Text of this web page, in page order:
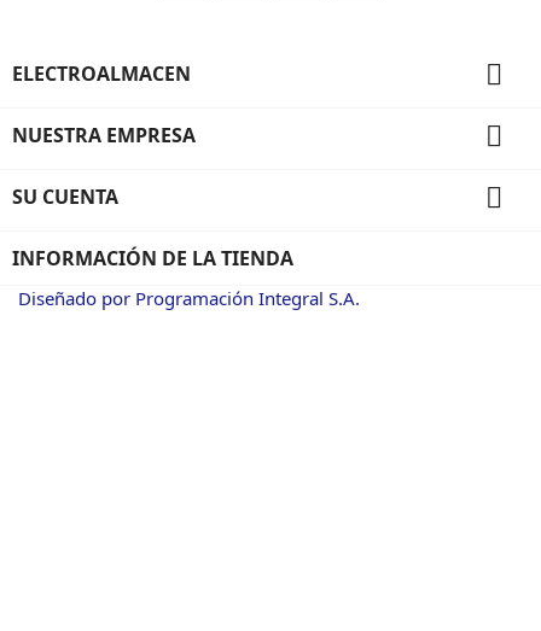
ELECTROALMACEN 
NUESTRA EMPRESA 
SU CUENTA 
INFORMACIÓN DE LA TIENDA
Diseñado por Programación Integral S.A.